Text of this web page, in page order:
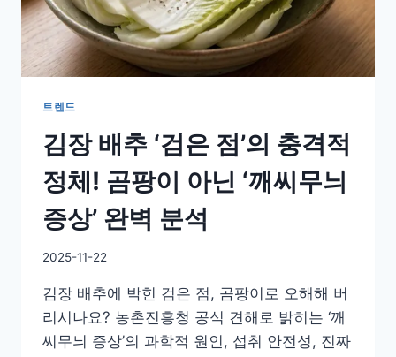
트렌드
김장 배추 ‘검은 점’의 충격적
정체! 곰팡이 아닌 ‘깨씨무늬
증상’ 완벽 분석
By
이
슈
2025-11-22
김장 배추에 박힌 검은 점, 곰팡이로 오해해 버
리시나요? 농촌진흥청 공식 견해로 밝히는 ‘깨
씨무늬 증상’의 과학적 원인, 섭취 안전성, 진짜